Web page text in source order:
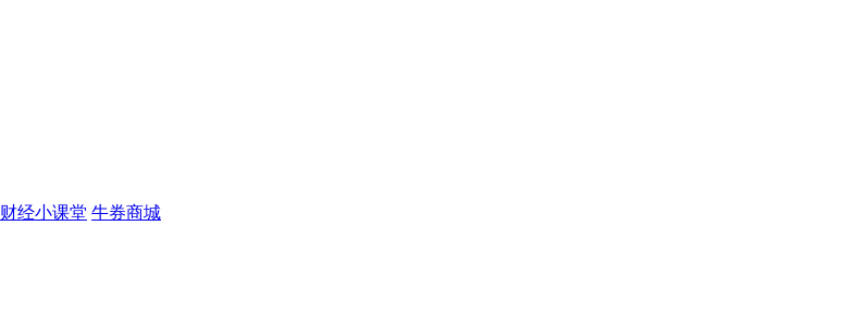
财经小课堂 牛券商城